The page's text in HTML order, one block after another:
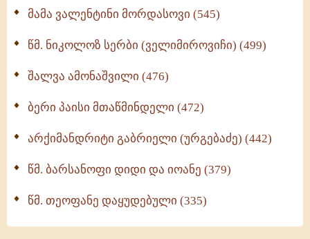
მამა ვალენტინი მორდასოვი (545)
წმ. ნიკოლოზ სერბი (ველიმიროვიჩი) (499)
შალვა ამონაშვილი (476)
ბერი პაისი მთაწმინდელი (472)
არქიმანდრიტი გაბრიელი (ურგებაძე) (442)
წმ. ბარსანოფი დიდი და იოანე (379)
წმ. თეოფანე დაყუდებული (335)